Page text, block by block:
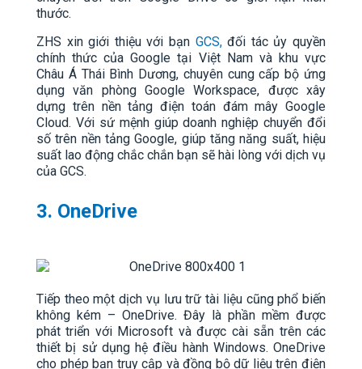
thước.
ZHS xin giới thiệu với bạn GCS,đối tác ủy quyền
chính thức của Google tại Việt Nam và khu vực
Châu Á Thái Bình Dương, chuyên cung cấp bộ ứng
dụng văn phòng Google Workspace, được xây
dựng trên nền tảng điện toán đám mây Google
Cloud. Với sứ mệnh giúp doanh nghiệp chuyển đổi
số trên nền tảng Google, giúp tăng năng suất, hiệu
suất lao động chắc chắn bạn sẽ hài lòng với dịch vụ
của GCS.
3. OneDrive
Tiếp theo một dịch vụ lưu trữ tài liệu cũng phổ biến
không kém – OneDrive. Đây là phần mềm được
phát triển với Microsoft và được cài sẵn trên các
thiết bị sử dụng hệ điều hành Windows. OneDrive
cho phép bạn truy cập và đồng bộ dữ liệu trên điện